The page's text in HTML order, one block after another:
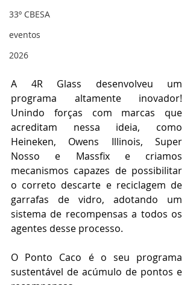
33º CBESA
eventos
2026
A 4R Glass desenvolveu um
programa altamente inovador!
Unindo forças com marcas que
acreditam nessa ideia, como
Heineken, Owens Illinois, Super
Nosso e Massfix e criamos
mecanismos capazes de possibilitar
o correto descarte e reciclagem de
garrafas de vidro, adotando um
sistema de recompensas a todos os
agentes desse processo.
O Ponto Caco é o seu programa
sustentável de acúmulo de pontos e